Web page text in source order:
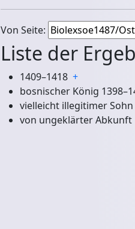
Von Seite:
Liste der
1409–1418 +
bosnischer König
vielleicht illegitimer
von ungeklärter Abkunft